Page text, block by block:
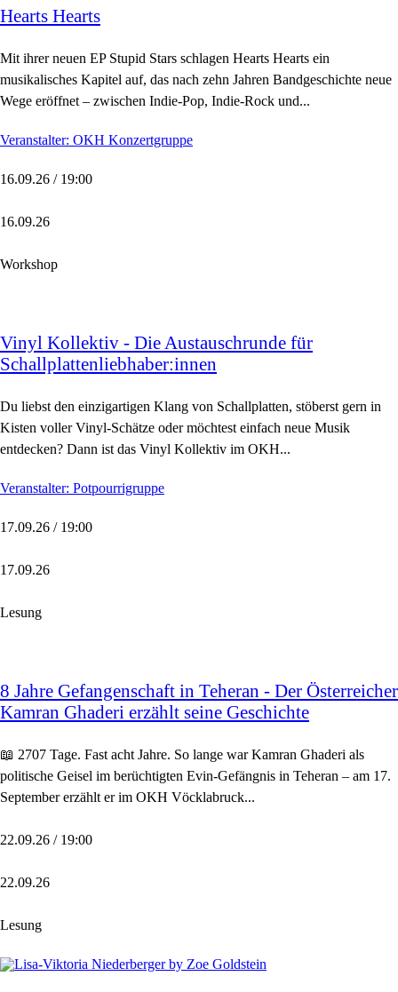
Hearts Hearts
Mit ihrer neuen EP Stupid Stars schlagen Hearts Hearts ein
musikalisches Kapitel auf, das nach zehn Jahren Bandgeschichte neue
Wege eröffnet – zwischen Indie-Pop, Indie-Rock und...
Veranstalter: OKH Konzertgruppe
16.09.26 / 19:00
16.09.26
Workshop
Vinyl Kollektiv - Die Austauschrunde für
Schallplattenliebhaber:innen
Du liebst den einzigartigen Klang von Schallplatten, stöberst gern in
Kisten voller Vinyl-Schätze oder möchtest einfach neue Musik
entdecken? Dann ist das Vinyl Kollektiv im OKH...
Veranstalter: Potpourrigruppe
17.09.26 / 19:00
17.09.26
Lesung
8 Jahre Gefangenschaft in Teheran - Der Österreicher
Kamran Ghaderi erzählt seine Geschichte
📖 2707 Tage. Fast acht Jahre. So lange war Kamran Ghaderi als
politische Geisel im berüchtigten Evin-Gefängnis in Teheran – am 17.
September erzählt er im OKH Vöcklabruck...
22.09.26 / 19:00
22.09.26
Lesung